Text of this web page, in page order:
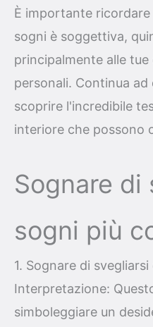
È importante
sogni è soggettiva,
principalmente alle
personali. Continua
scoprire l'incredibile
interiore che possono
Sognare di
sogni più
1. Sognare di
Interpretazione:
simboleggiare un